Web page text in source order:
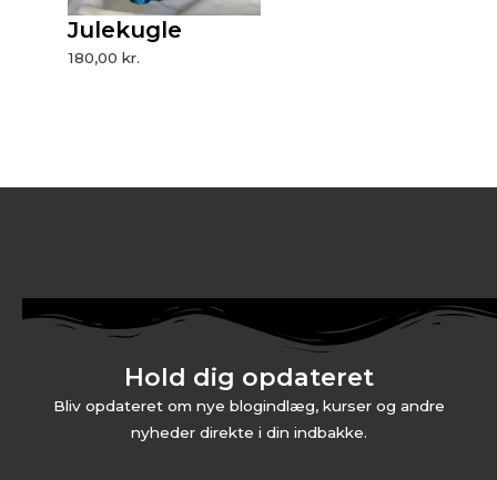
Julekugle
180,00kr.
Hold dig opdateret
Bliv opdateret om nye blogindlæg, kurser og andre
nyheder direkte i din indbakke.